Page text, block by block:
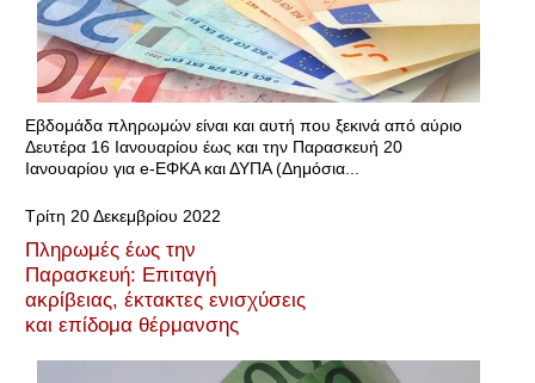
Εβδομάδα πληρωμών είναι και αυτή που ξεκινά από αύριο
Δευτέρα 16 Ιανουαρίου έως και την Παρασκευή 20
Ιανουαρίου για e-ΕΦΚΑ και ΔΥΠΑ (Δημόσια...
Τρίτη 20 Δεκεμβρίου 2022
Πληρωμές έως την
Παρασκευή: Επιταγή
ακρίβειας, έκτακτες ενισχύσεις
και επίδομα θέρμανσης